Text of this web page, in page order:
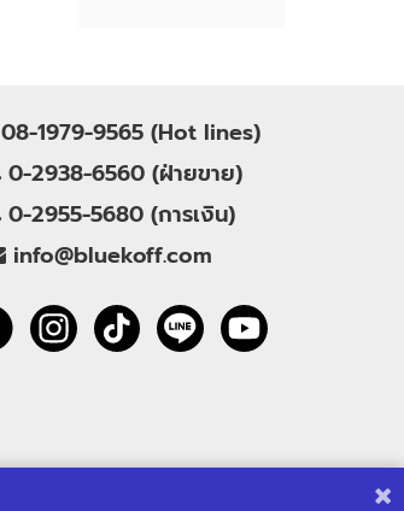
08-1979-9565 (Hot lines)
0-2938-6560 (ฝ่ายขาย)
0-2955-5680 (การเงิน)
info@bluekoff.com